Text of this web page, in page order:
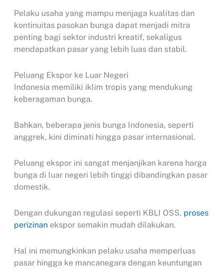
Pelaku usaha yang mampu menjaga kualitas dan
kontinuitas pasokan bunga dapat menjadi mitra
penting bagi sektor industri kreatif, sekaligus
mendapatkan pasar yang lebih luas dan stabil.
Peluang Ekspor ke Luar Negeri
Indonesia memiliki iklim tropis yang mendukung
keberagaman bunga.
Bahkan, beberapa jenis bunga Indonesia, seperti
anggrek, kini diminati hingga pasar internasional.
Peluang ekspor ini sangat menjanjikan karena harga
bunga di luar negeri lebih tinggi dibandingkan pasar
domestik.
Dengan dukungan regulasi seperti KBLI OSS, proses
perizinanekspor semakin mudah dilakukan.
Hal ini memungkinkan pelaku usaha memperluas
pasar hingga ke mancanegara dengan keuntungan